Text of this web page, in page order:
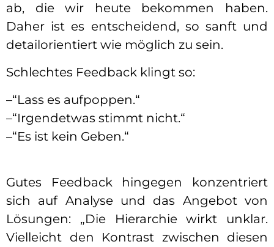
ab, die wir heute bekommen haben.
Daher ist es entscheidend, so sanft und
detailorientiert wie möglich zu sein.
Schlechtes Feedback klingt so:
–“Lass es aufpoppen.“
–“Irgendetwas stimmt nicht.“
–“Es ist kein Geben.“
Gutes Feedback hingegen konzentriert
sich auf Analyse und das Angebot von
Lösungen: „Die Hierarchie wirkt unklar.
Vielleicht den Kontrast zwischen diesen